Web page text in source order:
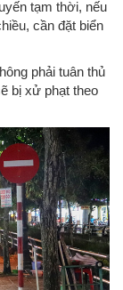
tạm thời, nếu
cần đặt biển
phải tuân thủ
bị xử phạt theo